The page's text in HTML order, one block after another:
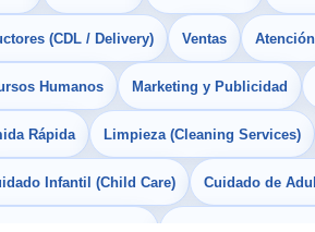
(CDL / Delivery) Ventas
Humanos Marketing y Publicidad
Rápida Limpieza (Cleaning Services)
Infantil (Child Care) Cuidado de